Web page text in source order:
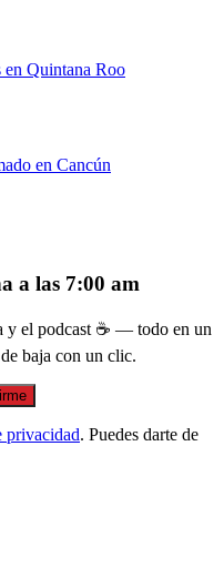
en Quintana Roo
en Cancún
a las 7:00 am
y el podcast ☕ — todo en un
baja con un clic.
privacidad. Puedes darte de